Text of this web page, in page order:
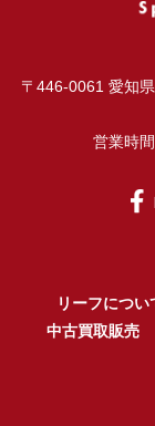
〒446-0061 愛知
営業時
リーフについ
中古買取販売